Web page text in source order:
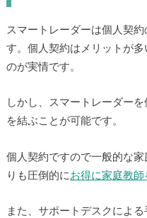
スマートレーダーは個人契
す。個人契約はメリットが
のが実情です。
しかし、スマートレーダー
を結ぶことが可能です。
個人契約ですので一般的な
りも圧倒的に お得に家庭教師
また、サポートデスクによ